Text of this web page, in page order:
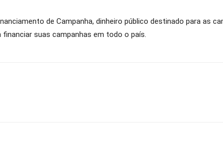
de Campanha, dinheiro público destinado para as
suas campanhas em todo o país.